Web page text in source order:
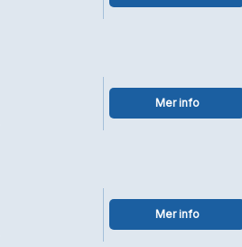
Mer info
Mer info